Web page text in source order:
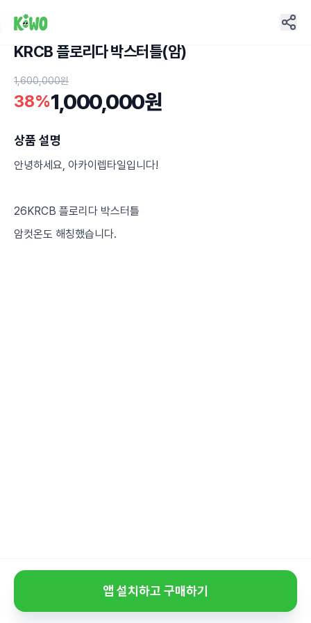
KRCB 플로리다 박스터틀(암)
1,600,000원
38%1,000,000원
상품 설명
안녕하세요, 아카이렙타일입니다!
26KRCB 플로리다 박스터틀
암컷온도 해칭했습니다.
앱 설치하고 구매하기